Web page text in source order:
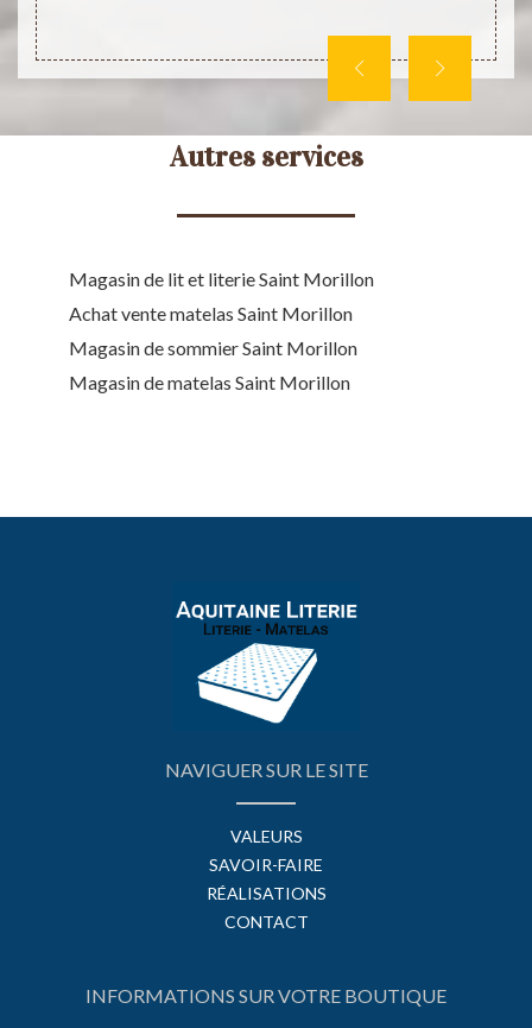
Autres services
Magasin de lit et literie Saint Morillon
Achat vente matelas Saint Morillon
Magasin de sommier Saint Morillon
Magasin de matelas Saint Morillon
NAVIGUER SUR LE SITE
VALEURS
SAVOIR-FAIRE
RÉALISATIONS
CONTACT
INFORMATIONS SUR VOTRE BOUTIQUE